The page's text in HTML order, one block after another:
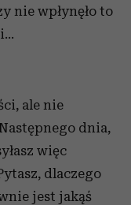
nie wpłynęło to
ale nie
dnia,
więc
dlaczego
jest jakąś